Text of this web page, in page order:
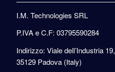
I.M. Technologies SRL
P.IVA e C.F: 03795590284
Indirizzo: Viale dell’Industria 19,
35129 Padova (Italy)